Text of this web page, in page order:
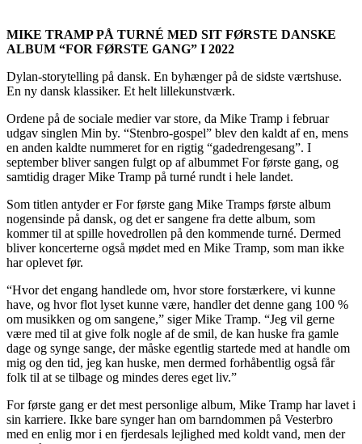
MIKE TRAMP PÅ TURNÉ MED SIT FØRSTE DANSKE
ALBUM “FOR FØRSTE GANG” I 2022
Dylan-storytelling på dansk. En byhænger på de sidste værtshuse.
En ny dansk klassiker. Et helt lillekunstværk.
Ordene på de sociale medier var store, da Mike Tramp i februar
udgav singlen Min by. “Stenbro-gospel” blev den kaldt af en, mens
en anden kaldte nummeret for en rigtig “gadedrengesang”. I
september bliver sangen fulgt op af albummet For første gang, og
samtidig drager Mike Tramp på turné rundt i hele landet.
Som titlen antyder er For første gang Mike Tramps første album
nogensinde på dansk, og det er sangene fra dette album, som
kommer til at spille hovedrollen på den kommende turné. Dermed
bliver koncerterne også mødet med en Mike Tramp, som man ikke
har oplevet før.
“Hvor det engang handlede om, hvor store forstærkere, vi kunne
have, og hvor flot lyset kunne være, handler det denne gang 100 %
om musikken og om sangene,” siger Mike Tramp. “Jeg vil gerne
være med til at give folk nogle af de smil, de kan huske fra gamle
dage og synge sange, der måske egentlig startede med at handle om
mig og den tid, jeg kan huske, men dermed forhåbentlig også får
folk til at se tilbage og mindes deres eget liv.”
For første gang er det mest personlige album, Mike Tramp har lavet i
sin karriere. Ikke bare synger han om barndommen på Vesterbro
med en enlig mor i en fjerdesals lejlighed med koldt vand, men der